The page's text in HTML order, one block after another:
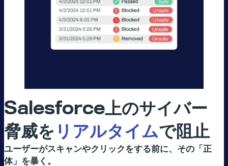
Salesforce上のサイバー
脅威を リアルタイムで阻止
ユーザーがスキャンやクリックをする前に、その「正
体」を暴く。